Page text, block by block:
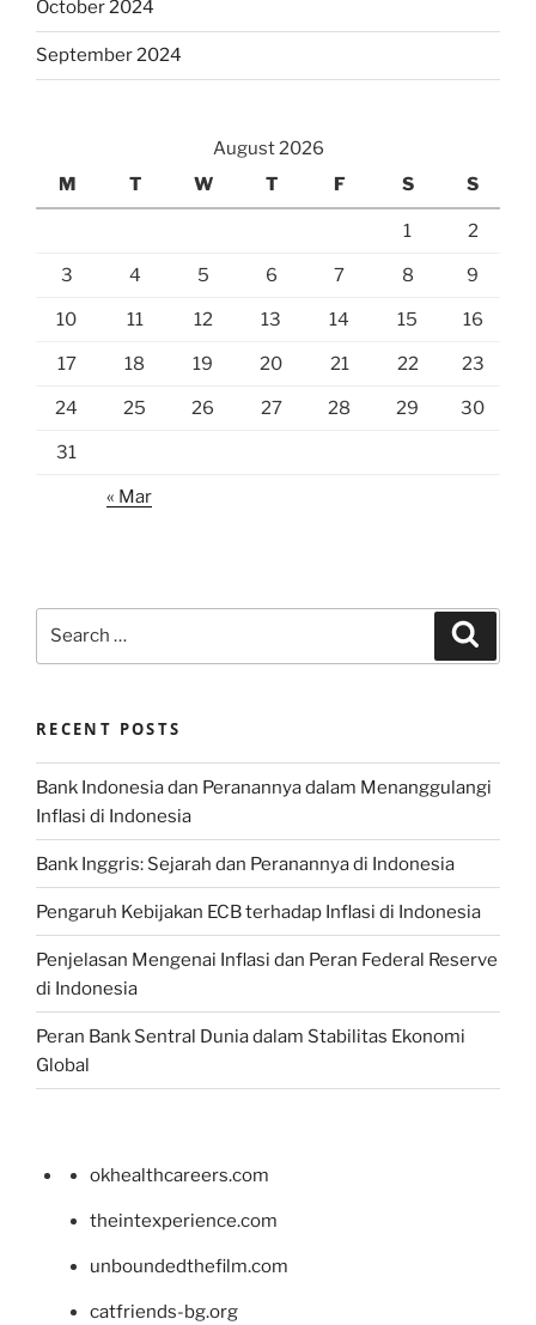
October 2024
September 2024
August 2026
M
T W T F S S
1 2
3 4 5 6 7 8 9
10 11 12 13 14 15 16
17 18 19 20 21 22 23
24 25 26 27 28 29 30
31
« Mar
RECENT POSTS
Bank Indonesia dan Peranannya dalam Menanggulangi
Inflasi di Indonesia
Bank Inggris: Sejarah dan Peranannya di Indonesia
Pengaruh Kebijakan ECB terhadap Inflasi di Indonesia
Penjelasan Mengenai Inflasi dan Peran Federal Reserve
di Indonesia
Peran Bank Sentral Dunia dalam Stabilitas Ekonomi
Global
okhealthcareers.com
theintexperience.com
unboundedthefilm.com
catfriends-bg.org